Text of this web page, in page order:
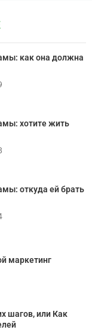
как она должна
хотите жить
откуда ей брать
маркетинг
шагов, или Как